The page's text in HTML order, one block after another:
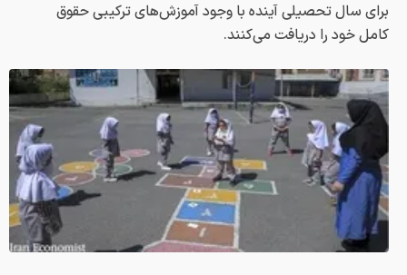
برای سال تحصیلی آینده با وجود آموزش‌های ترکیبی حقوق
کامل خود را دریافت می‌کنند.